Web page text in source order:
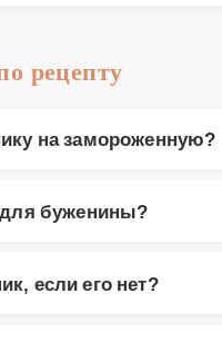
рецепту
на замороженную?
буженины?
если его нет?